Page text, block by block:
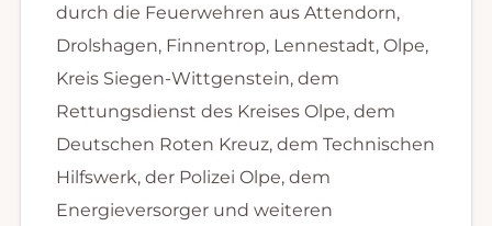
durch die Feuerwehren aus Attendorn,
Drolshagen, Finnentrop, Lennestadt, Olpe,
Kreis Siegen-Wittgenstein, dem
Rettungsdienst des Kreises Olpe, dem
Deutschen Roten Kreuz, dem Technischen
Hilfswerk, der Polizei Olpe, dem
Energieversorger und weiteren